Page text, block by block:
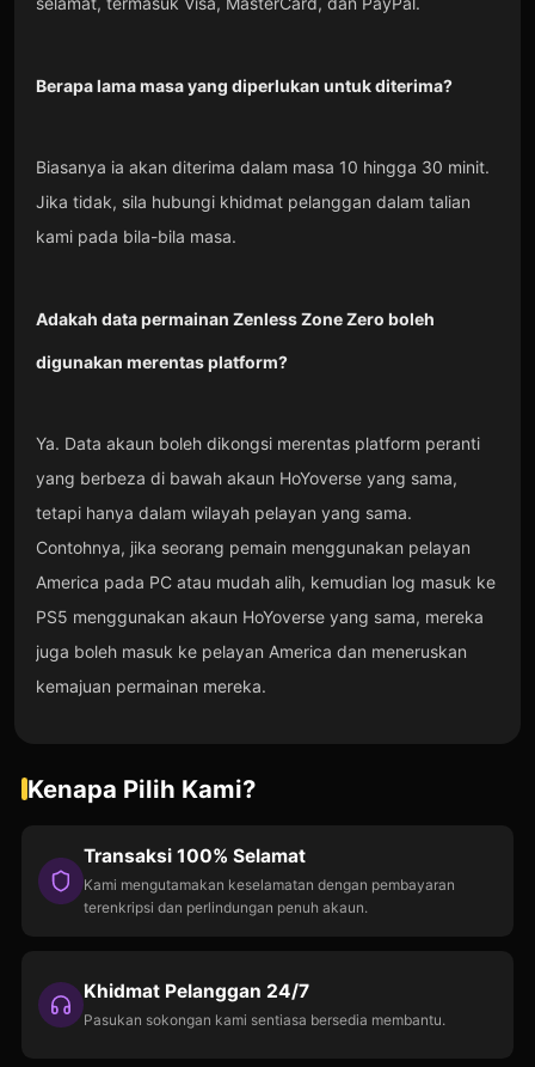
Berapa lama masa yang diperlukan untuk diterima?
Biasanya ia akan diterima dalam masa 10 hingga 30 minit.
Jika tidak, sila hubungi khidmat pelanggan dalam talian
kami pada bila-bila masa.
Adakah data permainan Zenless Zone Zero boleh
digunakan merentas platform?
Ya. Data akaun boleh dikongsi merentas platform peranti
yang berbeza di bawah akaun HoYoverse yang sama,
tetapi hanya dalam wilayah pelayan yang sama.
Contohnya, jika seorang pemain menggunakan pelayan
America pada PC atau mudah alih, kemudian log masuk ke
PS5 menggunakan akaun HoYoverse yang sama, mereka
juga boleh masuk ke pelayan America dan meneruskan
kemajuan permainan mereka.
Kenapa Pilih Kami?
Transaksi 100% Selamat
Kami mengutamakan keselamatan dengan pembayaran
terenkripsi dan perlindungan penuh akaun.
Khidmat Pelanggan 24/7
Pasukan sokongan kami sentiasa bersedia membantu.